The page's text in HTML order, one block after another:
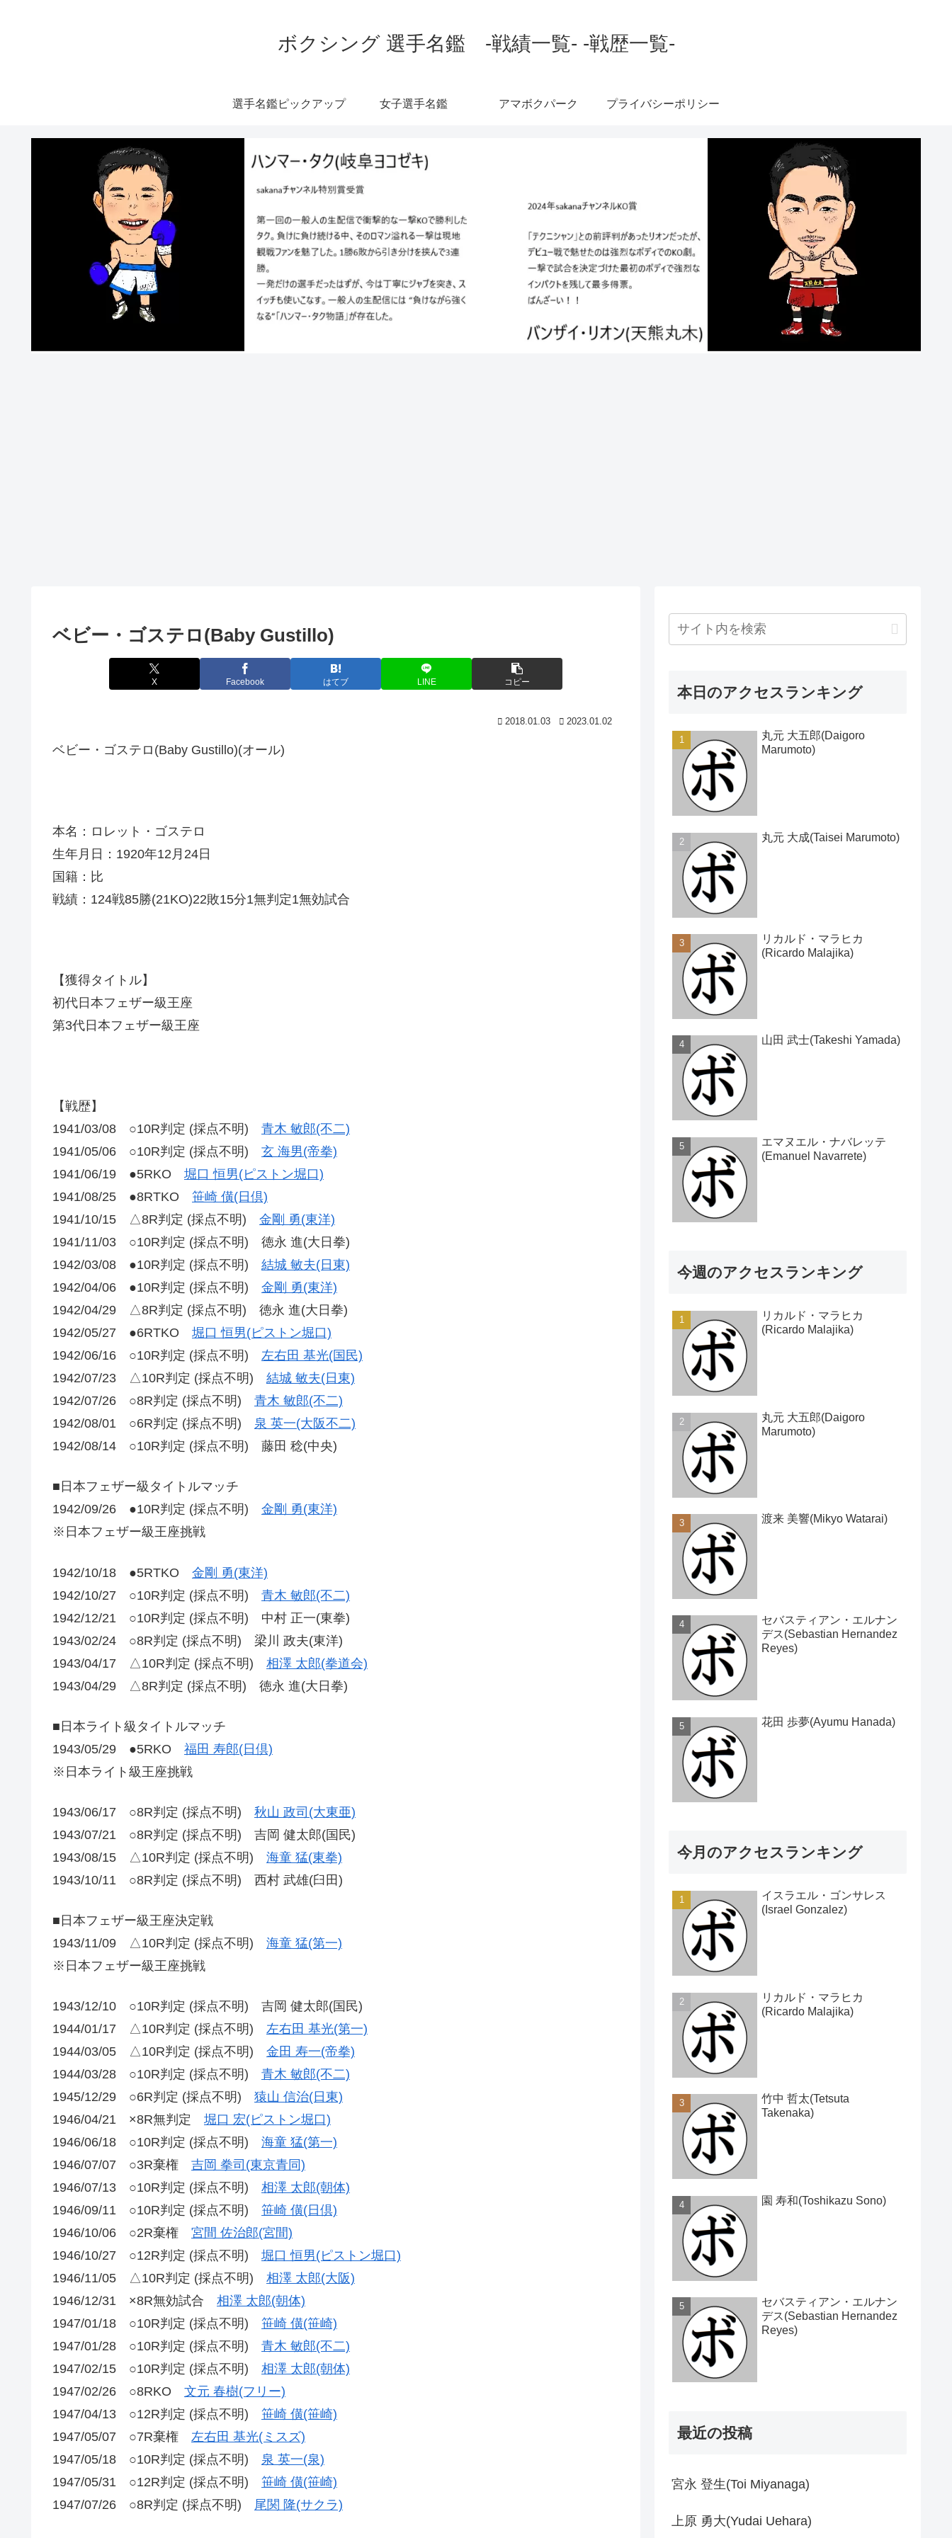
ボクシング 選手名鑑 -戦績一覧- -戦歴一覧-
選手名鑑ピックアップ 女子選手名鑑 アマボクパーク プライバシーポリシー
ベビー・ゴステロ(Baby Gustillo)
X Facebook はてブ LINE コピー
2018.01.03 2023.01.02
ベビー・ゴステロ(Baby Gustillo)(オール)
本名：ロレット・ゴステロ
生年月日：1920年12月24日
国籍：比
戦績：124戦85勝(21KO)22敗15分1無判定1無効試合
【獲得タイトル】
初代日本フェザー級王座
第3代日本フェザー級王座
【戦歴】
1941/03/08 ○10R判定 (採点不明) 青木 敏郎(不二)
1941/05/06 ○10R判定 (採点不明) 玄 海男(帝拳)
1941/06/19 ●5RKO 堀口 恒男(ピストン堀口)
1941/08/25 ●8RTKO 笹崎 僙(日倶)
1941/10/15 △8R判定 (採点不明) 金剛 勇(東洋)
1941/11/03 ○10R判定 (採点不明) 徳永 進(大日拳)
1942/03/08 ●10R判定 (採点不明) 結城 敏夫(日東)
1942/04/06 ●10R判定 (採点不明) 金剛 勇(東洋)
1942/04/29 △8R判定 (採点不明) 徳永 進(大日拳)
1942/05/27 ●6RTKO 堀口 恒男(ピストン堀口)
1942/06/16 ○10R判定 (採点不明) 左右田 基光(国民)
1942/07/23 △10R判定 (採点不明) 結城 敏夫(日東)
1942/07/26 ○8R判定 (採点不明) 青木 敏郎(不二)
1942/08/01 ○6R判定 (採点不明) 泉 英一(大阪不二)
1942/08/14 ○10R判定 (採点不明) 藤田 稔(中央)
■日本フェザー級タイトルマッチ
1942/09/26 ●10R判定 (採点不明) 金剛 勇(東洋)
※日本フェザー級王座挑戦
1942/10/18 ●5RTKO 金剛 勇(東洋)
1942/10/27 ○10R判定 (採点不明) 青木 敏郎(不二)
1942/12/21 ○10R判定 (採点不明) 中村 正一(東拳)
1943/02/24 ○8R判定 (採点不明) 梁川 政夫(東洋)
1943/04/17 △10R判定 (採点不明) 相澤 太郎(拳道会)
1943/04/29 △8R判定 (採点不明) 徳永 進(大日拳)
■日本ライト級タイトルマッチ
1943/05/29 ●5RKO 福田 寿郎(日倶)
※日本ライト級王座挑戦
1943/06/17 ○8R判定 (採点不明) 秋山 政司(大東亜)
1943/07/21 ○8R判定 (採点不明) 吉岡 健太郎(国民)
1943/08/15 △10R判定 (採点不明) 海童 猛(東拳)
1943/10/11 ○8R判定 (採点不明) 西村 武雄(臼田)
■日本フェザー級王座決定戦
1943/11/09 △10R判定 (採点不明) 海童 猛(第一)
※日本フェザー級王座挑戦
1943/12/10 ○10R判定 (採点不明) 吉岡 健太郎(国民)
1944/01/17 △10R判定 (採点不明) 左右田 基光(第一)
1944/03/05 △10R判定 (採点不明) 金田 寿一(帝拳)
1944/03/28 ○10R判定 (採点不明) 青木 敏郎(不二)
1945/12/29 ○6R判定 (採点不明) 猿山 信治(日東)
1946/04/21 ×8R無判定 堀口 宏(ピストン堀口)
1946/06/18 ○10R判定 (採点不明) 海童 猛(第一)
1946/07/07 ○3R棄権 吉岡 拳司(東京青同)
1946/07/13 ○10R判定 (採点不明) 相澤 太郎(朝体)
1946/09/11 ○10R判定 (採点不明) 笹崎 僙(日倶)
1946/10/06 ○2R棄権 宮間 佐治郎(宮間)
1946/10/27 ○12R判定 (採点不明) 堀口 恒男(ピストン堀口)
1946/11/05 △10R判定 (採点不明) 相澤 太郎(大阪)
1946/12/31 ×8R無効試合 相澤 太郎(朝体)
1947/01/18 ○10R判定 (採点不明) 笹崎 僙(笹崎)
1947/01/28 ○10R判定 (採点不明) 青木 敏郎(不二)
1947/02/15 ○10R判定 (採点不明) 相澤 太郎(朝体)
1947/02/26 ○8RKO 文元 春樹(フリー)
1947/04/13 ○12R判定 (採点不明) 笹崎 僙(笹崎)
1947/05/07 ○7R棄権 左右田 基光(ミスズ)
1947/05/18 ○10R判定 (採点不明) 泉 英一(泉)
1947/05/31 ○12R判定 (採点不明) 笹崎 僙(笹崎)
1947/07/26 ○8R判定 (採点不明) 尾関 隆(サクラ)
本日のアクセスランキング
丸元 大五郎(Daigoro
Marumoto)
丸元 大成(Taisei Marumoto)
リカルド・マラヒカ
(Ricardo Malajika)
山田 武士(Takeshi Yamada)
エマヌエル・ナバレッテ
(Emanuel Navarrete)
今週のアクセスランキング
リカルド・マラヒカ
(Ricardo Malajika)
丸元 大五郎(Daigoro
Marumoto)
渡来 美響(Mikyo Watarai)
セバスティアン・エルナン
デス(Sebastian Hernandez
Reyes)
花田 歩夢(Ayumu Hanada)
今月のアクセスランキング
イスラエル・ゴンサレス
(Israel Gonzalez)
リカルド・マラヒカ
(Ricardo Malajika)
竹中 哲太(Tetsuta
Takenaka)
園 寿和(Toshikazu Sono)
セバスティアン・エルナン
デス(Sebastian Hernandez
Reyes)
最近の投稿
宮永 登生(Toi Miyanaga)
上原 勇大(Yudai Uehara)